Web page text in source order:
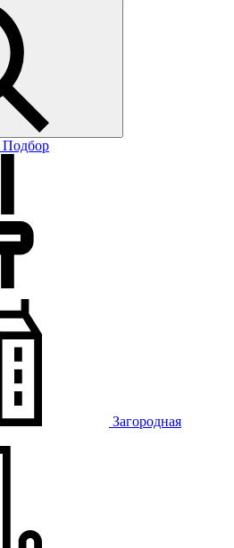
Подбор
Загородная